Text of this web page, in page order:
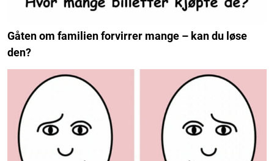
Gåten om familien forvirrer mange – kan du løse
den?